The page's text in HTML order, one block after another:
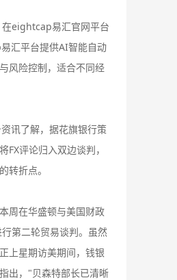
在eightcap易汇官网平台
汇平台提供AI智能自动
风险控制，适合不同经
讯了解，据花旗银行策
FX评论归入双边谈判，
转折点。
周在华盛顿与美国财政
第二轮贸易谈判。虽然
上星期访美期间，钱银
出，"贝森特部长已清晰